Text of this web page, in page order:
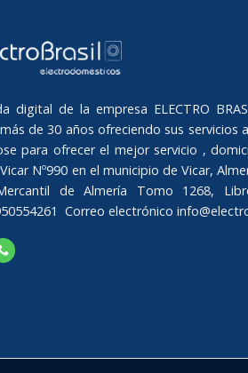
digital de la empresa ELECTRO
de 30 años ofreciendo sus servicios
para ofrecer el mejor servicio ,
Nº990 en el municipio de Vicar,
de Almería Tomo 1268,
Correo electrónico